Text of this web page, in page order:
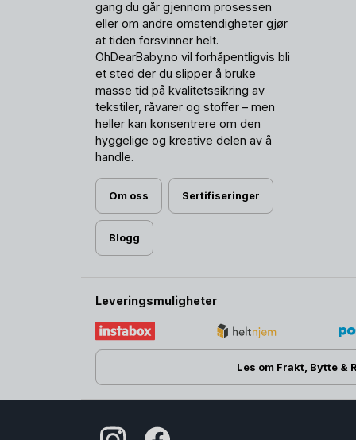
gang du går gjennom prosessen
eller om andre omstendigheter gjør
at tiden forsvinner helt.
OhDearBaby.no vil forhåpentligvis bli
et sted der du slipper å bruke
masse tid på kvalitetssikring av
tekstiler, råvarer og stoffer – men
heller kan konsentrere om den
hyggelige og kreative delen av å
handle.
Om oss Sertifiseringer
Blogg
Leveringsmuligheter
Les om Frakt, Bytte &